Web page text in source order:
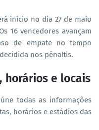
início no dia 27 de maio
16 vencedores avançam
de empate no tempo
nos pênaltis.
horários e locais
todas as informações
horários e estádios das